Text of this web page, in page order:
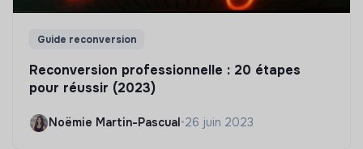
Guide reconversion
Reconversion professionnelle : 20 étapes
pour réussir (2023)
Noëmie Martin-Pascual •26 juin 2023